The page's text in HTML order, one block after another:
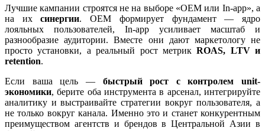
Лучшие кампании строятся не на выборе «OEM или In-app», а
на ихсинергии. OEM формирует фундамент — ядро
лояльных пользователей, In-app усиливает масштаб и
разнообразие аудитории. Вместе они дают маркетологу не
просто установки, а реальный рост метрикROAS, LTV и
retention.
Если ваша цель — быстрый рост с контролем unit-
экономики, берите оба инструмента в арсенал, интегрируйте
аналитику и выстраивайте стратегии вокруг пользователя, а
не только вокруг канала. Именно это и станет конкурентным
преимуществом агентств и брендов в Центральной Азии в